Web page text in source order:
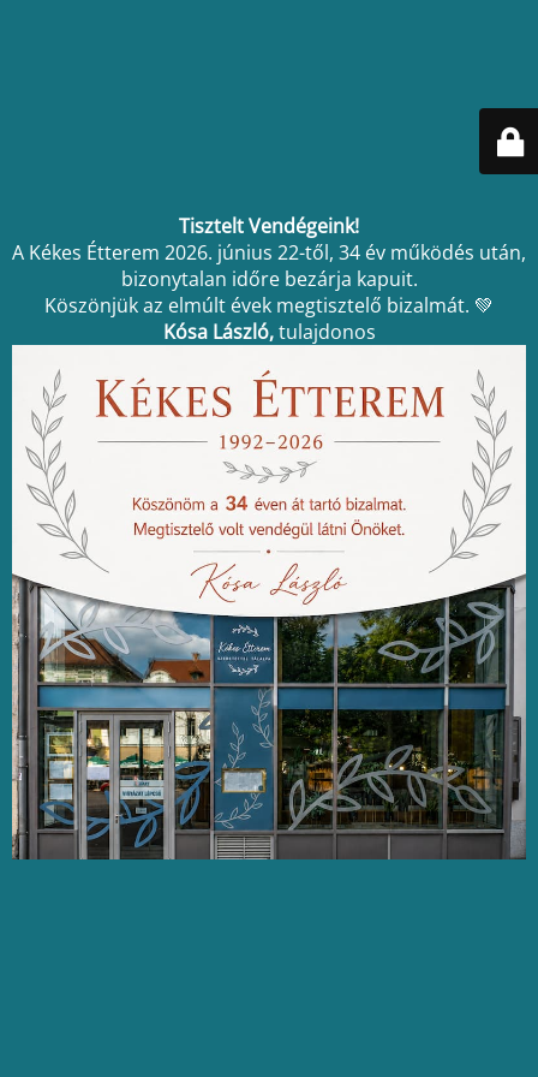
Tisztelt Vendégeink!
A Kékes Étterem 2026. június 22-től, 34 év működés után,
bizonytalan időre bezárja kapuit.
Köszönjük az elmúlt évek megtisztelő bizalmát. 💚
Kósa László,tulajdonos